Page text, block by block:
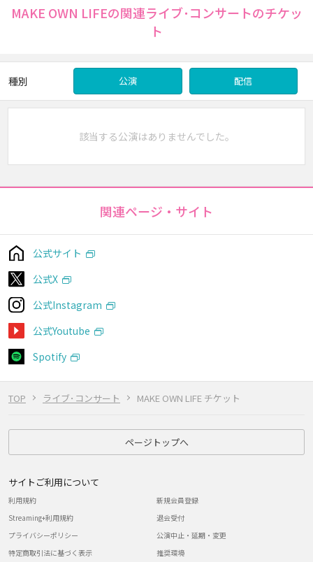
TOP ライブ･コンサート MAKE OWN LIFE チケット
MAKE OWN LIFEの関連ライブ･コンサートのチケッ
ト
種別 公演 配信
該当する公演はありませんでした。
関連ページ・サイト
公式サイト
公式X
公式Instagram
公式Youtube
Spotify
ページトップへ
サイトご利用について
利用規約
Streaming+利用規約
プライバシーポリシー
特定商取引法に基づく表示
新規会員登録
退会受付
公演中止・延期・変更
推奨環境